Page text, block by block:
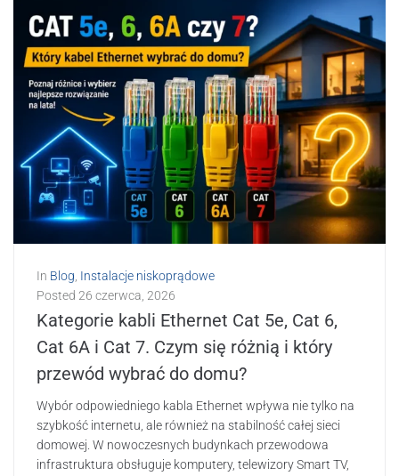
In Blog, Instalacje niskoprądowe
Posted 26 czerwca, 2026
Kategorie kabli Ethernet Cat 5e, Cat 6,
Cat 6A i Cat 7. Czym się różnią i który
przewód wybrać do domu?
Wybór odpowiedniego kabla Ethernet wpływa nie tylko na
szybkość internetu, ale również na stabilność całej sieci
domowej. W nowoczesnych budynkach przewodowa
infrastruktura obsługuje komputery, telewizory Smart TV,